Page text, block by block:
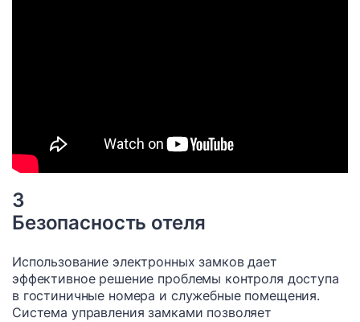
3
Безопасность отеля
Использование электронных замков дает
эффективное решение проблемы контроля доступа
в гостиничные номера и служебные помещения.
Система управления замками позволяет